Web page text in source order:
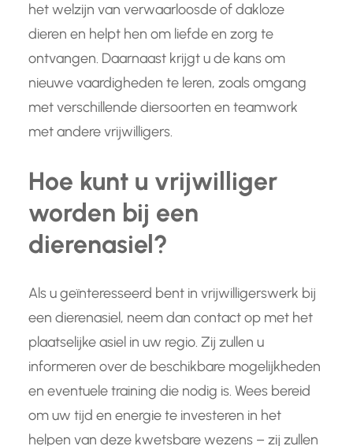
het welzijn van verwaarloosde of dakloze
dieren en helpt hen om liefde en zorg te
ontvangen. Daarnaast krijgt u de kans om
nieuwe vaardigheden te leren, zoals omgang
met verschillende diersoorten en teamwork
met andere vrijwilligers.
Hoe kunt u vrijwilliger
worden bij een
dierenasiel?
Als u geïnteresseerd bent in vrijwilligerswerk bij
een dierenasiel, neem dan contact op met het
plaatselijke asiel in uw regio. Zij zullen u
informeren over de beschikbare mogelijkheden
en eventuele training die nodig is. Wees bereid
om uw tijd en energie te investeren in het
helpen van deze kwetsbare wezens – zij zullen